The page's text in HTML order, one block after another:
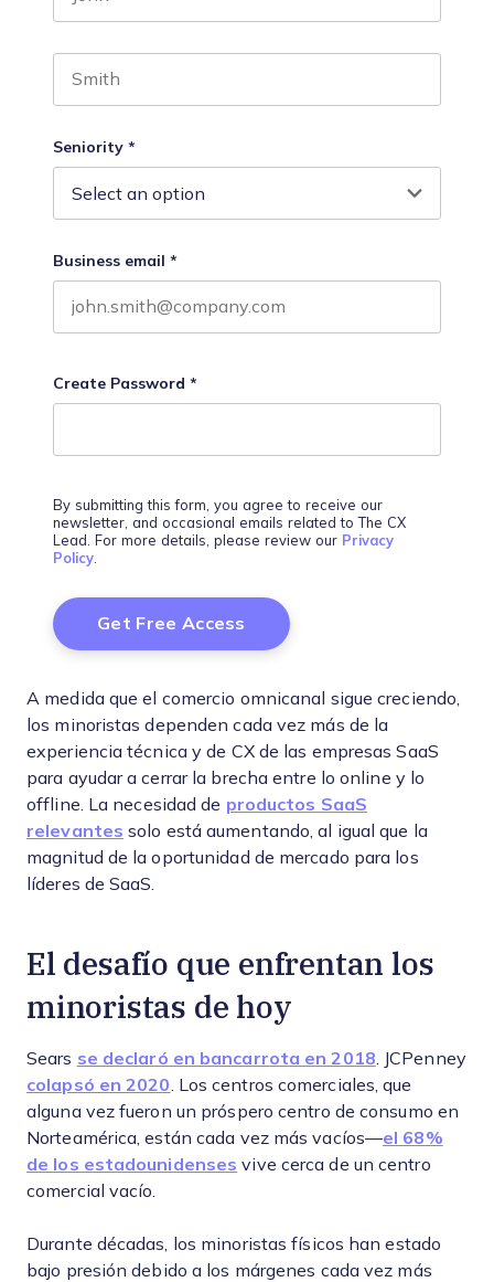
Seniority *
Business email *
Create Password *
By submitting this form, you agree to receive our
newsletter, and occasional emails related to The CX
Lead. For more details, please review our Privacy
Policy.
A medida que el comercio omnicanal sigue creciendo,
los minoristas dependen cada vez más de la
experiencia técnica y de CX de las empresas SaaS
para ayudar a cerrar la brecha entre lo online y lo
offline. La necesidad de productos SaaS
relevantes solo está aumentando, al igual que la
magnitud de la oportunidad de mercado para los
líderes de SaaS.
El desafío que enfrentan los
minoristas de hoy
Sears se declaró en bancarrota en 2018 . JCPenney
colapsó en 2020 . Los centros comerciales, que
alguna vez fueron un próspero centro de consumo en
Norteamérica, están cada vez más vacíos—el 68%
de los estadounidenses vive cerca de un centro
comercial vacío.
Durante décadas, los minoristas físicos han estado
bajo presión debido a los márgenes cada vez más